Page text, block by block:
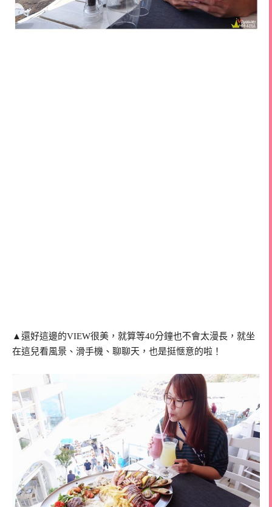
▲還好這邊的VIEW很美，就算等40分鐘也不會太漫長，就坐
在這兒看風景、滑手機、聊聊天，也是挺愜意的啦！